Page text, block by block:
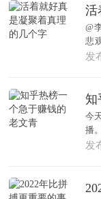
活
@
悲
再
发
知
今
播
发